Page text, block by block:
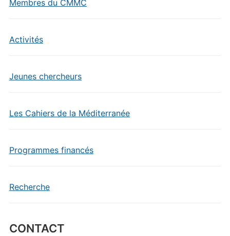
Membres du CMMC
Activités
Jeunes chercheurs
Les Cahiers de la Méditerranée
Programmes financés
Recherche
CONTACT